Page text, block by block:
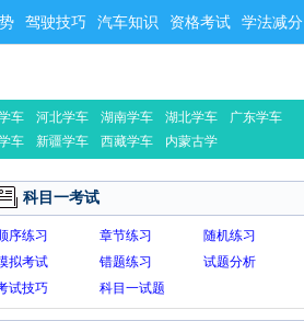
驾驶技巧 汽车知识 资格考试 学法减分
车 河北学车 湖南学车 湖北学车
广东学车
车 新疆学车 西藏学车
内蒙古学
科目一考试
序练习 章节练习
随机练习
拟考试
错题练习
试题分析
试技巧
科目一试题